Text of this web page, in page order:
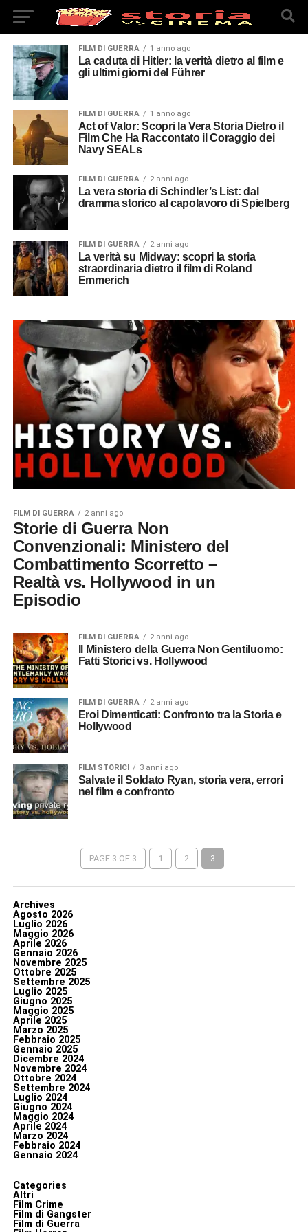
FILM DI GUERRA 1 anno ago
La caduta di Hitler: la verità dietro al film e
gli ultimi giorni del Führer
FILM DI GUERRA 1 anno ago
Act of Valor: Scopri la Vera Storia Dietro il
Film Che Ha Raccontato il Coraggio dei
Navy SEALs
FILM DI GUERRA 2 anni ago
La vera storia di Schindler’s List: dal
dramma storico al capolavoro di Spielberg
FILM DI GUERRA 2 anni ago
La verità su Midway: scopri la storia
straordinaria dietro il film di Roland
Emmerich
FILM DI GUERRA 2 anni ago
Storie di Guerra Non
Convenzionali: Ministero del
Combattimento Scorretto –
Realtà vs. Hollywood in un
Episodio
FILM DI GUERRA 2 anni ago
Fatti Storici vs. Hollywood
FILM DI GUERRA 2 anni ago
Eroi Dimenticati: Confronto tra la Storia e
Hollywood
FILM STORICI 3 anni ago
Salvate il Soldato Ryan, storia vera, errori
nel film e confronto
PAGE 3 OF 3 1 2 3
Archives
Agosto 2026
Luglio 2026
Maggio 2026
Aprile 2026
Gennaio 2026
Novembre 2025
Ottobre 2025
Settembre 2025
Luglio 2025
Giugno 2025
Maggio 2025
Aprile 2025
Marzo 2025
Febbraio 2025
Gennaio 2025
Dicembre 2024
Novembre 2024
Ottobre 2024
Settembre 2024
Luglio 2024
Giugno 2024
Maggio 2024
Aprile 2024
Marzo 2024
Febbraio 2024
Gennaio 2024
Categories
Altri
Film Crime
Film di Gangster
Film di Guerra